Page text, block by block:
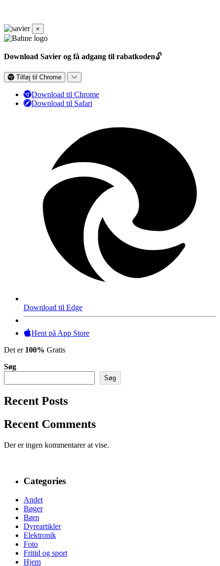
×
Download Savier og få adgang til rabatkoden🔓
Tilføj til Chrome
Download til Chrome
Download til Safari
Download til Edge
Hent på App Store
Det er 100% Gratis
Søg
Søg
Recent Posts
Recent Comments
Der er ingen kommentarer at vise.
Categories
Andet
Bøger
Børn
Dyreartikler
Elektronik
Foto
Fritid og sport
Hjem